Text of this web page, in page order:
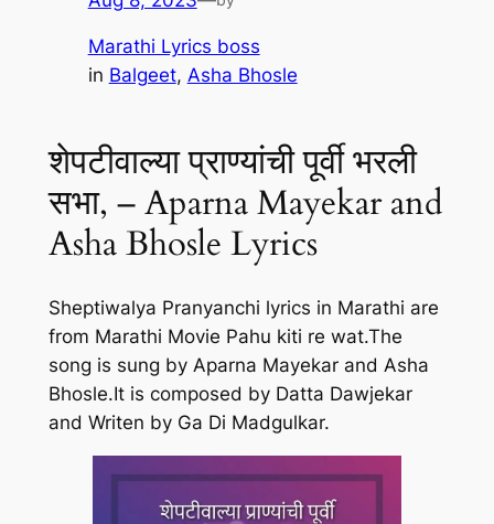
Marathi Lyrics boss
in Balgeet, Asha Bhosle
शेपटीवाल्या प्राण्यांची पूर्वी भरली
सभा, – Aparna Mayekar and
Asha Bhosle Lyrics
Sheptiwalya Pranyanchi lyrics in Marathi are
from Marathi Movie Pahu kiti re wat.The
song is sung by Aparna Mayekar and Asha
Bhosle.It is composed by Datta Dawjekar
and Writen by Ga Di Madgulkar.